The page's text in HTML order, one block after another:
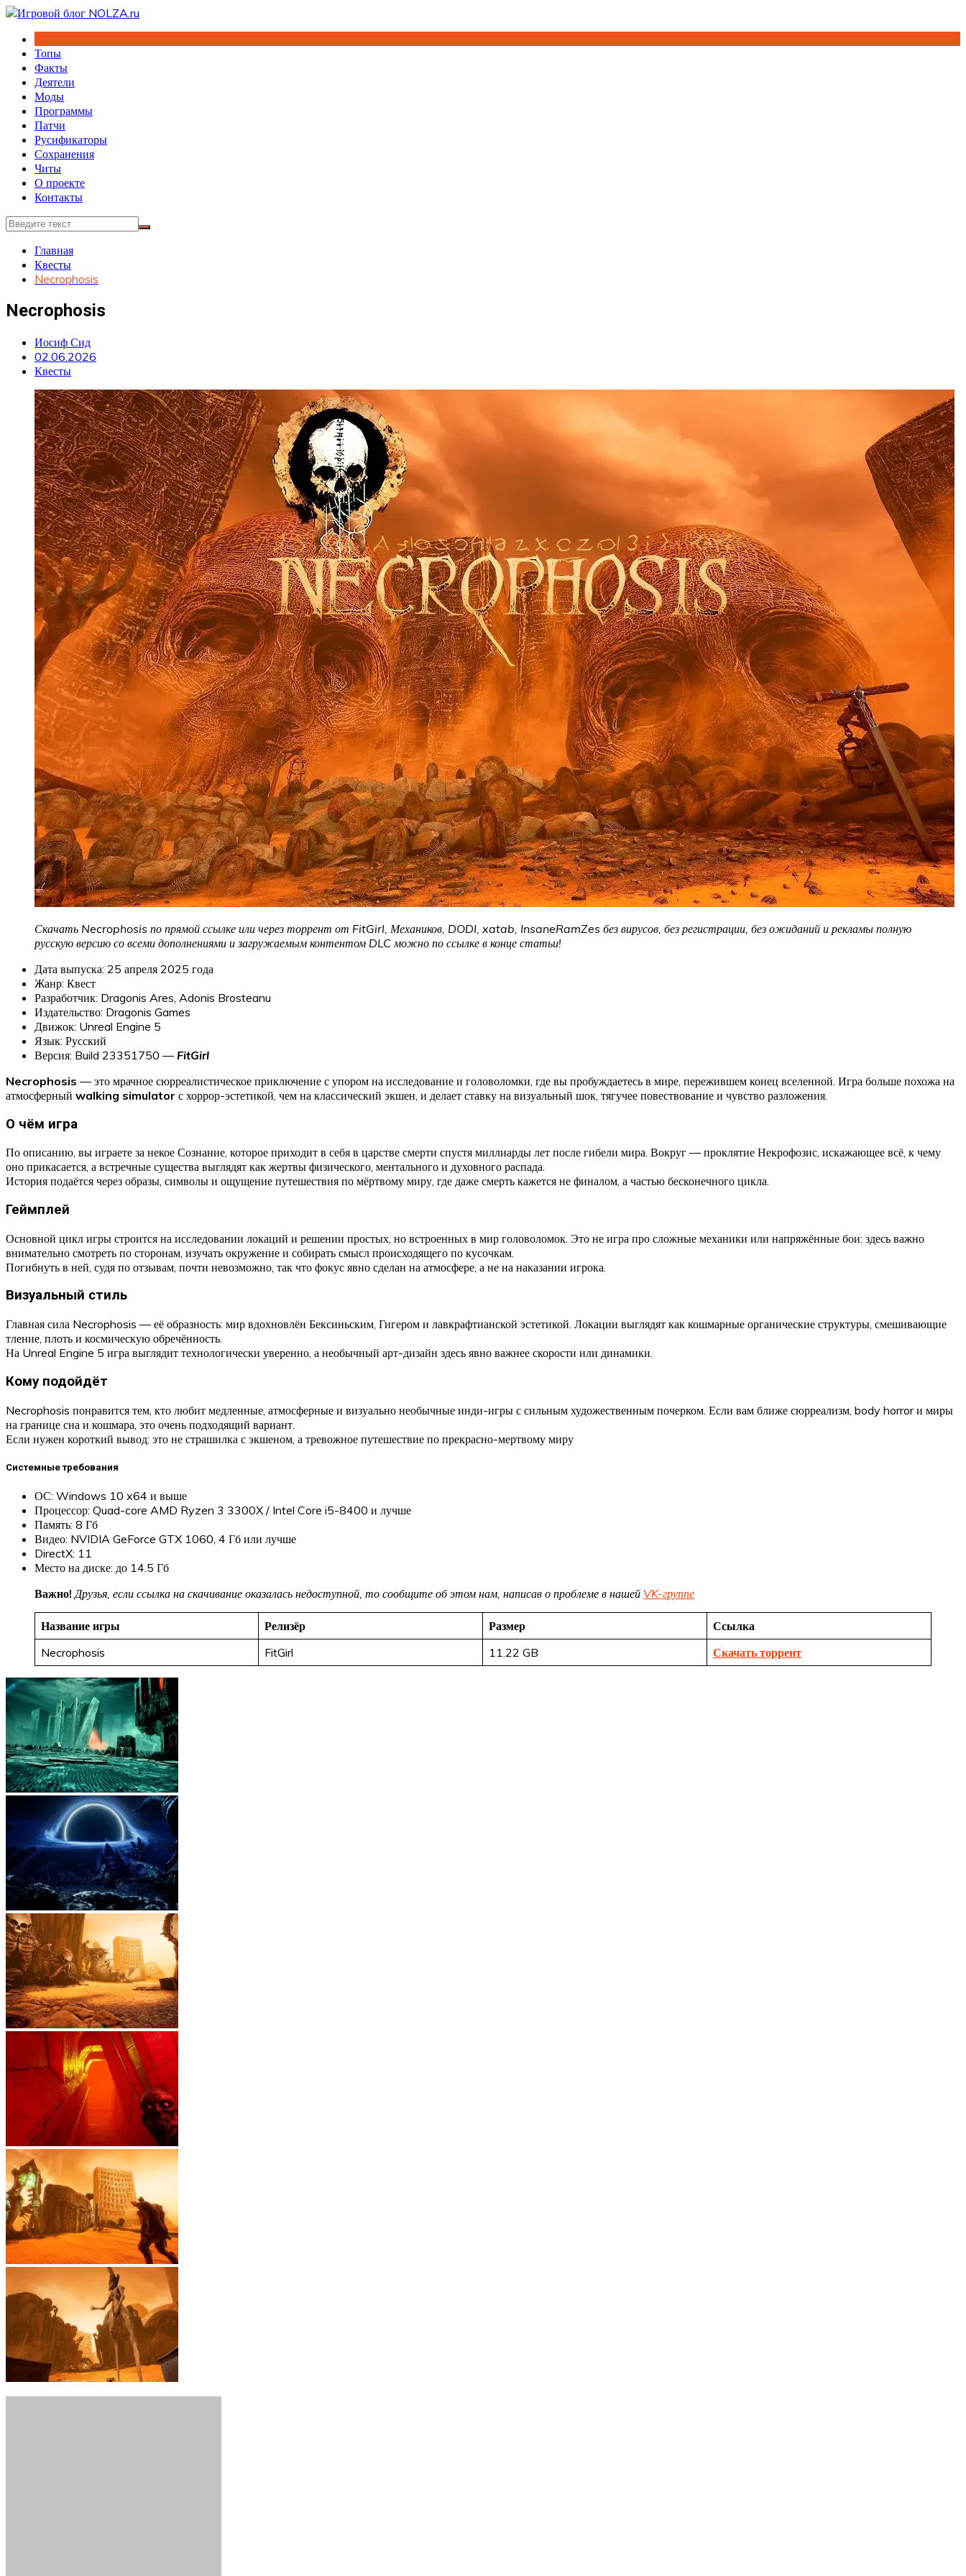
Перейти
содержимому
Топы
Факты
Деятели
Моды
Программы
Патчи
Русификаторы
Сохранения
Читы
О проекте
Контакты
Главная
Квесты
Necrophosis
Necrophosis
Иосиф Сид
02.06.2026
Квесты
Скачать Necrophosis по прямой ссылке или через торрент от FitGirl, Механиков, DODI, xatab, InsaneRamZes без вирусов, без регистрации, без ожиданий и рекламы полную
русскую версию со всеми дополнениями и загружаемым контентом DLC можно по ссылке в конце статьи!
Дата выпуска: 25 апреля 2025 года
Жанр: Квест
Разработчик: Dragonis Ares, Adonis Brosteanu
Издательство: Dragonis Games
Движок: Unreal Engine 5
Язык: Русский
Версия: Build 23351750 — FitGirl
Necrophosis — это мрачное сюрреалистическое приключение с упором на исследование и головоломки, где вы пробуждаетесь в мире, пережившем конец вселенной. Игра больше похожа на
атмосферный walking simulator с хоррор-эстетикой, чем на классический экшен, и делает ставку на визуальный шок, тягучее повествование и чувство разложения.
О чём игра
По описанию, вы играете за некое Сознание, которое приходит в себя в царстве смерти спустя миллиарды лет после гибели мира. Вокруг — проклятие Некрофозис, искажающее всё, к чему
оно прикасается, а встречные существа выглядят как жертвы физического, ментального и духовного распада.
История подаётся через образы, символы и ощущение путешествия по мёртвому миру, где даже смерть кажется не финалом, а частью бесконечного цикла.
Геймплей
Основной цикл игры строится на исследовании локаций и решении простых, но встроенных в мир головоломок. Это не игра про сложные механики или напряжённые бои: здесь важно
внимательно смотреть по сторонам, изучать окружение и собирать смысл происходящего по кусочкам.
Погибнуть в ней, судя по отзывам, почти невозможно, так что фокус явно сделан на атмосфере, а не на наказании игрока.
Визуальный стиль
Главная сила Necrophosis — её образность: мир вдохновлён Бексиньским, Гигером и лавкрафтианской эстетикой. Локации выглядят как кошмарные органические структуры, смешивающие
тление, плоть и космическую обречённость.
На Unreal Engine 5 игра выглядит технологически уверенно, а необычный арт-дизайн здесь явно важнее скорости или динамики.
Кому подойдёт
Necrophosis понравится тем, кто любит медленные, атмосферные и визуально необычные инди-игры с сильным художественным почерком. Если вам ближе сюрреализм, body horror и миры
на границе сна и кошмара, это очень подходящий вариант.
Если нужен короткий вывод: это не страшилка с экшеном, а тревожное путешествие по прекрасно-мертвому миру
Системные требования
ОС: Windows 10 x64 и выше
Процессор: Quad-core AMD Ryzen 3 3300X / Intel Core i5-8400 и лучше
Память: 8 Гб
Видео: NVIDIA GeForce GTX 1060, 4 Гб или лучше
DirectX: 11
Место на диске: до 14.5 Гб
Важно! Друзья, если ссылка на скачивание оказалась недоступной, то сообщите об этом нам, написав о проблеме в нашей VK-группе
Название игры Релизёр Размер
Ссылка
Necrophosis
FitGirl 11.22 GB Скачать торрент